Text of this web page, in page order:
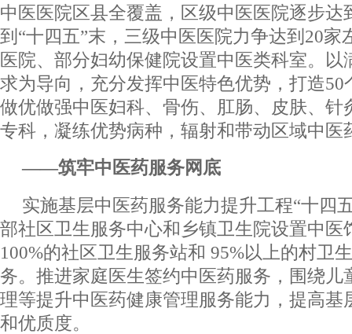
中医医院区县全覆盖，区级中医医院逐步达
到“十四五”末，三级中医医院力争达到20家
医院、部分妇幼保健院设置中医类科室。以
求为导向，充分发挥中医特色优势，打造50
做优做强中医妇科、骨伤、肛肠、皮肤、针
专科，凝练优势病种，辐射和带动区域中医
——筑牢中医药服务网底
实施基层中医药服务能力提升工程“十四
部社区卫生服务中心和乡镇卫生院设置中医
100%的社区卫生服务站和 95%以上的村卫
务。推进家庭医生签约中医药服务，围绕儿
理等提升中医药健康管理服务能力，提高基
和优质度。